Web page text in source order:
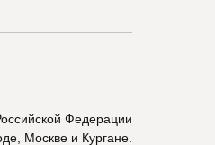
Федерации
Москве и Кургане.